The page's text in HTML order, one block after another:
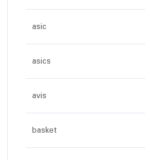
asic
asics
avis
basket